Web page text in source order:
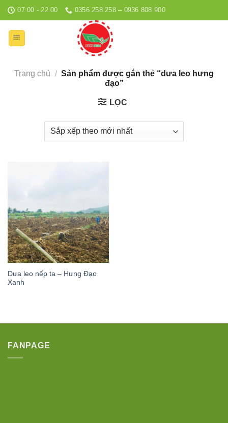
Bỏ
qua
nội
dung
07:00 - 22:00 0356 258 258 – 0936 808 900
Trang chủ / Sản phẩm được gắn thẻ “dưa leo hưng
đạo”
LỌC
Dưa leo nếp ta – Hưng Đạo
Xanh
FANPAGE